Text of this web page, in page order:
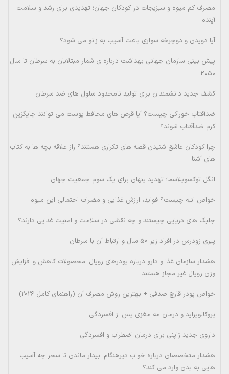
مصرف کم میوه و سبزیجات در کودکان جهان؛ تهدیدی برای رشد و سلامت
آینده
آیا دویدن و دوچرخه سواری باعث آسیب به زانو می شود؟
پیش بینی سازمان جهانی بهداشت درباره ی شمار مبتلایان به سرطان تا سال
۲۰۵۰
کشف جدید دانشمندان برای تولید نامحدود سلول های ضد سرطان
ضدآفتاب خوراکی چیست؟ آیا قرص های محافظ پوست می توانند جایگزین
کرم ضدآفتاب شوند؟
چرا کودکان عاشق شنیدن قصه های تکراری هستند؟ راز علاقه بچه ها به کتاب
های آشنا
انگل توکسوپلاسما؛ تهدید پنهان برای یک سوم جمعیت جهان
خواص انبه چیست؟ فواید، ارزش غذایی و مضرات احتمالی این میوه
جلبک های دریایی چیستند و چه نقشی در سلامت و امنیت غذایی دارند؟
پیری زودرس در افراد زیر 50 سال و ارتباط آن با سرطان
هشدار سازمان غذا و دارو درباره پودرهای رویال؛ محصولات کاهش و افزایش
وزن رویال غیر مجاز هستند
خواص پودر قارچ صدفی + بهترین روش مصرف آن (راهنمای کامل 2026)
پروکالوپراید و درمان مه مغزی پس از افسردگی
داروی جدید ژاپنی برای درمان اضطراب و افسردگی
هشدار متخصصان درباره خواب دیرهنگام؛ بیدار ماندن تا سحر چه آسیب
هایی به بدن وارد می کند؟